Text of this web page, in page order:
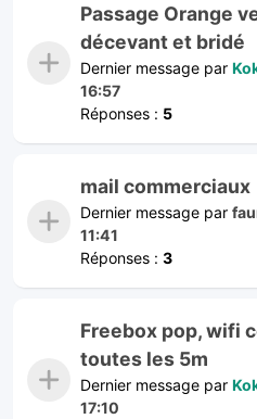
Passage Orange
décevant et bridé
Dernier message par
16:57
Réponses : 5
mail commerciaux
Dernier message par
11:41
Réponses : 3
Freebox pop, wifi
toutes les 5m
Dernier message par
17:10